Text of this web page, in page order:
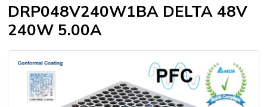
DRP048V240W1BA DELTA 48V
240W 5.00A